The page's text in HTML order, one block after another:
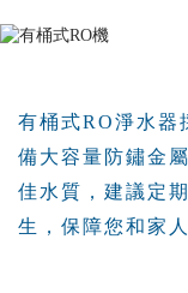
有桶式RO淨水器
備大容量防鏽金
佳水質，建議定
生，保障您和家